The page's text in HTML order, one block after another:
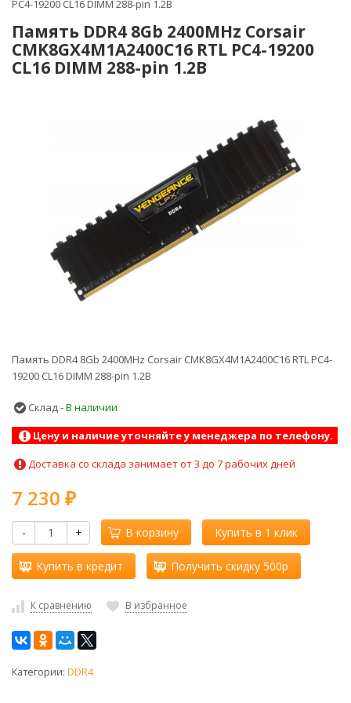
PC4-19200 CL16 DIMM 288-pin 1.2В
Память DDR4 8Gb 2400MHz Corsair
CMK8GX4M1A2400C16 RTL PC4-19200
CL16 DIMM 288-pin 1.2В
Память DDR4 8Gb 2400MHz Corsair CMK8GX4M1A2400C16 RTL PC4-
19200 CL16 DIMM 288-pin 1.2В
Склад -В наличии
Цену и наличие уточняйте у менеджера по телефону.
Доставка со склада занимает от 3 до 7 рабочих дней
7 230 ₽
- + В корзину Купить в 1 клик
Купить в кредит Получить скидку 500р
К сравнению В избранное
Категории: DDR4